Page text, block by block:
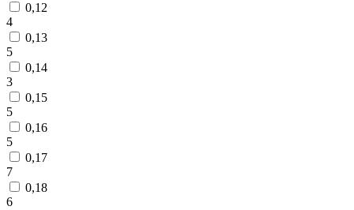
0,12
4
0,13
5
0,14
3
0,15
5
0,16
5
0,17
7
0,18
6